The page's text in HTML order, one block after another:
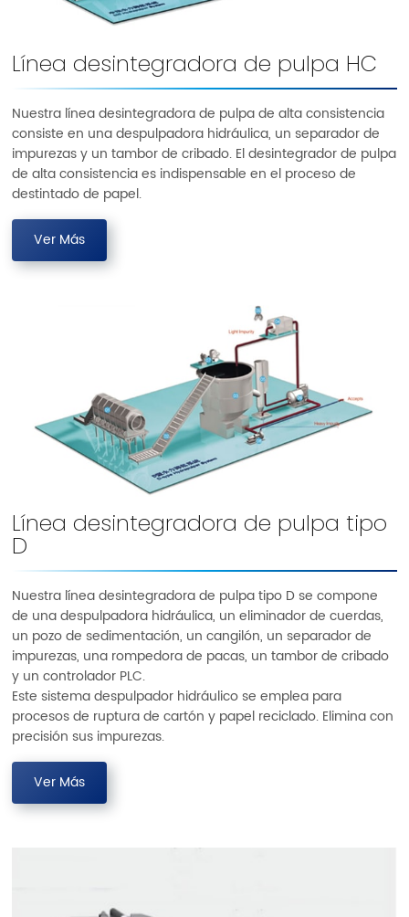
Línea desintegradora de pulpa HC
Nuestra línea desintegradora de pulpa de alta consistencia
consiste en una despulpadora hidráulica, un separador de
impurezas y un tambor de cribado. El desintegrador de pulpa
de alta consistencia es indispensable en el proceso de
destintado de papel.
Ver Más
Línea desintegradora de pulpa tipo
D
Nuestra línea desintegradora de pulpa tipo D se compone
de una despulpadora hidráulica, un eliminador de cuerdas,
un pozo de sedimentación, un cangilón, un separador de
impurezas, una rompedora de pacas, un tambor de cribado
y un controlador PLC.
Este sistema despulpador hidráulico se emplea para
procesos de ruptura de cartón y papel reciclado. Elimina con
precisión sus impurezas.
Ver Más